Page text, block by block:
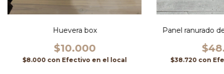
Huevera box
$10.000
$8.000 con Efectivo en el local
Panel ranurado
$38.720 con